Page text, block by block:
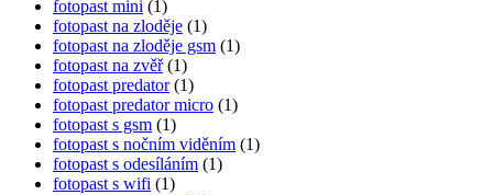
fotopast mini (1)
fotopast na zloděje (1)
fotopast na zloděje gsm (1)
fotopast na zvěř(1)
fotopast predator(1)
fotopast predator micro (1)
fotopast s gsm (1)
fotopast s nočním viděním (1)
fotopast s odesíláním (1)
fotopast s wifi (1)